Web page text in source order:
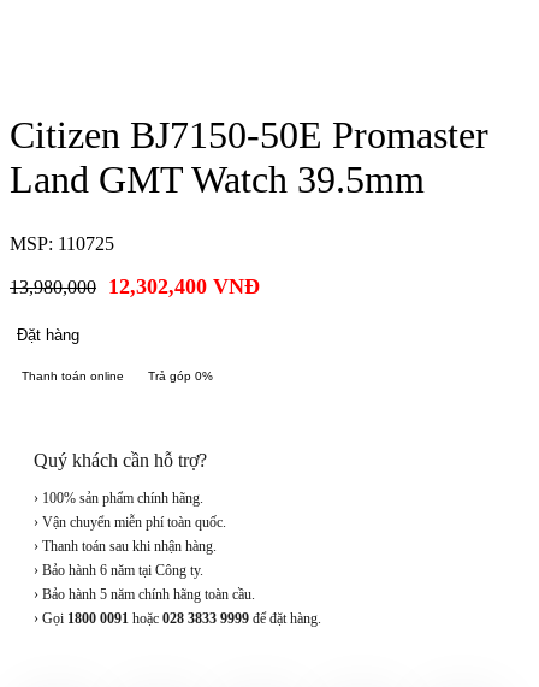
Citizen BJ7150-50E Promaster
Land GMT Watch 39.5mm
MSP: 110725
13,980,000 12,302,400 VNĐ
Đặt hàng
Thanh toán online Trả góp 0%
Quý khách cần hỗ trợ?
› 100% sản phẩm chính hãng.
› Vận chuyển miễn phí toàn quốc.
› Thanh toán sau khi nhận hàng.
› Bảo hành 6 năm tại Công ty.
› Bảo hành 5 năm chính hãng toàn cầu.
› Gọi 1800 0091 hoặc 028 3833 9999 để đặt hàng.